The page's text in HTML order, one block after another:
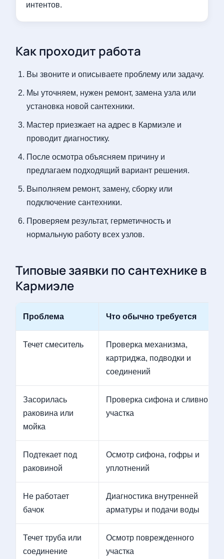
интентов.
Как проходит работа
Вы звоните и описываете проблему или задачу.
Мы уточняем, нужен ремонт, замена узла или
установка новой сантехники.
Мастер приезжает на адрес в Кармиэле и
проводит диагностику.
После осмотра объясняем причину и
предлагаем подходящий вариант решения.
Выполняем ремонт, замену, сборку или
подключение сантехники.
Проверяем результат, герметичность и
нормальную работу всех узлов.
Типовые заявки по сантехнике в
Кармиэле
Проблема Что обычно требуется
Течет смеситель
Проверка механизма,
картриджа, подводки и
соединений
Засорилась
раковина или
мойка
Проверка сифона и сливного
участка
Подтекает под
раковиной
Осмотр сифона, гофры и
уплотнений
Не работает
бачок
Диагностика внутренней
арматуры и подачи воды
Течет труба или
соединение
Осмотр поврежденного
участка